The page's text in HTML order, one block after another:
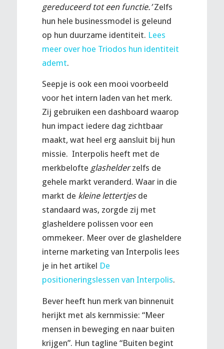
gereduceerd tot een functie.’Zelfs
hun hele businessmodel is geleund
op hun duurzame identiteit. Lees
meer over hoe Triodos hun identiteit
ademt.
Seepje is ook een mooi voorbeeld
voor het intern laden van het merk.
Zij gebruiken een dashboard waarop
hun impact iedere dag zichtbaar
maakt, wat heel erg aansluit bij hun
missie. Interpolis heeft met de
merkbelofte glashelderzelfs de
gehele markt veranderd. Waar in die
markt de kleine lettertjes de
standaard was, zorgde zij met
glasheldere polissen voor een
ommekeer. Meer over de glasheldere
interne marketing van Interpolis lees
je in het artikel De
positioneringslessen van Interpolis.
Bever heeft hun merk van binnenuit
herijkt met als kernmissie: “Meer
mensen in beweging en naar buiten
krijgen”. Hun tagline “Buiten begint